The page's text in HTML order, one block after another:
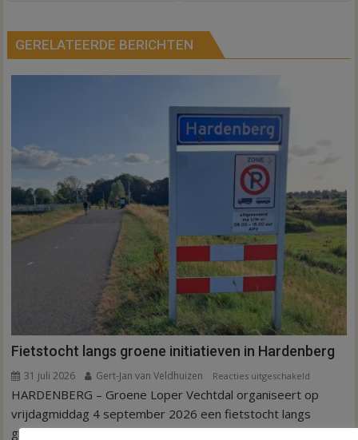
GERELATEERDE BERICHTEN
Fietstocht langs groene initiatieven in Hardenberg
31 juli 2026 Gert-Jan van Veldhuizen Reacties uitgeschakeld
Fietstocht
langs
groene
HARDENBERG – Groene Loper Vechtdal organiseert op
vrijdagmiddag 4 september 2026 een fietstocht langs
groene initiatieven...